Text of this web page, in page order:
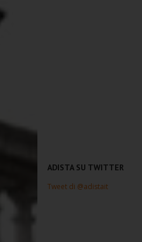
ADISTA SU TWITTER
Tweet di @adistait